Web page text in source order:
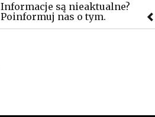
Informacje są nieaktualne?
Poinformuj nas o tym.